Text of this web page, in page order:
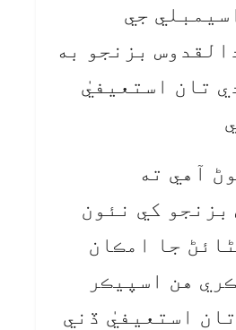
جي
بزنجو به
تان استعيفيٰ
آهي ته
بزنجو کي نئون
جا امڪان
هن اسپيڪر
استعيفيٰ ڏني